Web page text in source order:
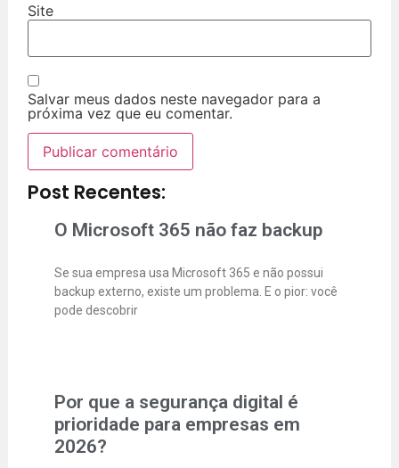
Site
Salvar meus dados neste navegador para a
próxima vez que eu comentar.
Post Recentes:
O Microsoft 365 não faz backup
Se sua empresa usa Microsoft 365 e não possui
backup externo, existe um problema. E o pior: você
pode descobrir
Por que a segurança digital é
prioridade para empresas em
2026?